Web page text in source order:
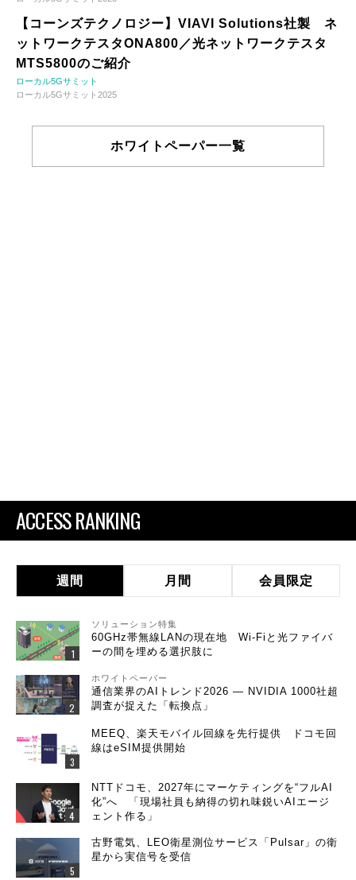
【コーンズテクノロジー】VIAVI Solutions社製 ネ
ットワークテスタONA800／光ネットワークテスタ
MTS5800のご紹介
ローカル5Gサミット
ローカル5Gサミット2025
ホワイトペーパー一覧
ACCESS RANKING
週間 月間 会員限定
ソリューション特集
60GHz帯無線LANの現在地 Wi-Fiと光ファイバ
ーの間を埋める選択肢に
ホワイトペーパー
通信業界のAIトレンド2026 ― NVIDIA 1000社超
調査が捉えた「転換点」
MEEQ、楽天モバイル回線を先行提供 ドコモ回
線はeSIM提供開始
NTTドコモ、2027年にマーケティングを“フルAI
化”へ 「現場社員も納得の切れ味鋭いAIエージ
ェント作る」
古野電気、LEO衛星測位サービス「Pulsar」の衛
星から実信号を受信